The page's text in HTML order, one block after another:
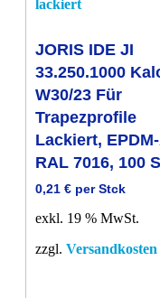
JORIS IDE JI
33.250.1000
W30/23 Für
Trapezprofile
Lackiert,
RAL 7016, 100
0,21 € per Stck
exkl. 19 % MwSt.
zzgl. Versandkosten